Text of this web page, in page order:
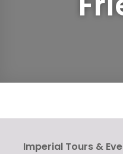
Imperial Tours &